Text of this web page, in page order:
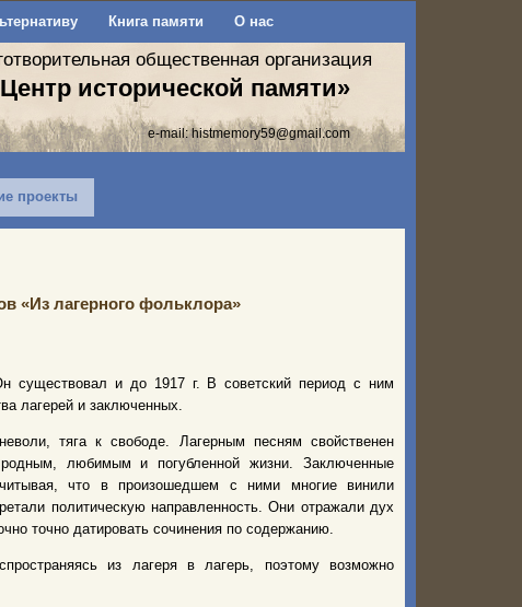
Книга памяти О нас
общественная организация
исторической памяти»
e-mail:histmemory59@gmail.com
проекты
«Из лагерного фольклора»
существовал и до 1917 г. В советский период с ним
лагерей и заключенных.
тяга к свободе. Лагерным песням свойственен
любимым и погубленной жизни. Заключенные
что в произошедшем с ними многие винили
политическую направленность. Они отражали дух
точно датировать сочинения по содержанию.
из лагеря в лагерь, поэтому возможно